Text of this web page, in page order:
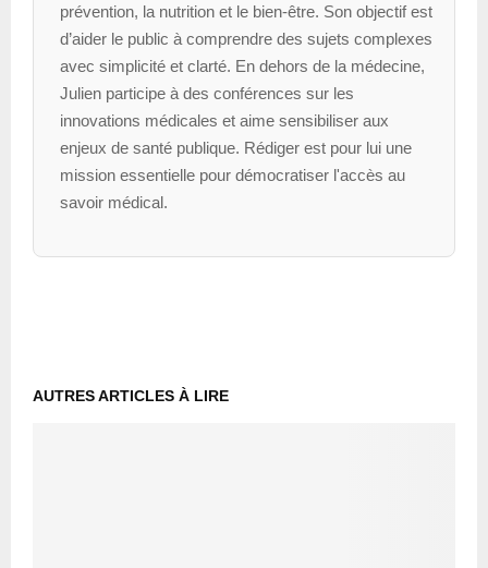
prévention, la nutrition et le bien-être. Son objectif est
d’aider le public à comprendre des sujets complexes
avec simplicité et clarté. En dehors de la médecine,
Julien participe à des conférences sur les
innovations médicales et aime sensibiliser aux
enjeux de santé publique. Rédiger est pour lui une
mission essentielle pour démocratiser l'accès au
savoir médical.
AUTRES ARTICLES À LIRE